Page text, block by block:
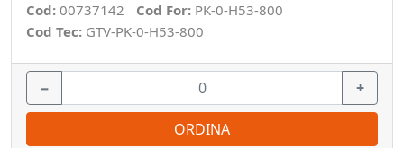
Cod: 00737142 Cod For: PK-0-H53-800
Cod Tec: GTV-PK-0-H53-800
− +
ORDINA